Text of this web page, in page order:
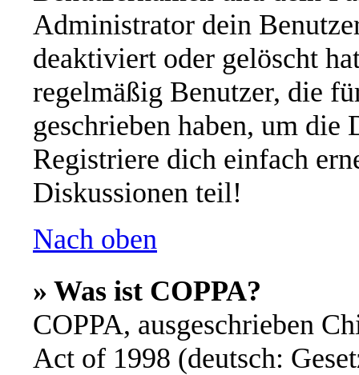
Administrator dein
deaktiviert oder gelöscht
regelmäßig Benutzer, die
geschrieben haben, um die
Registriere dich einfach
Diskussionen teil!
Nach oben
» Was ist COPPA?
COPPA, ausgeschrieben
Act of 1998 (deutsch: